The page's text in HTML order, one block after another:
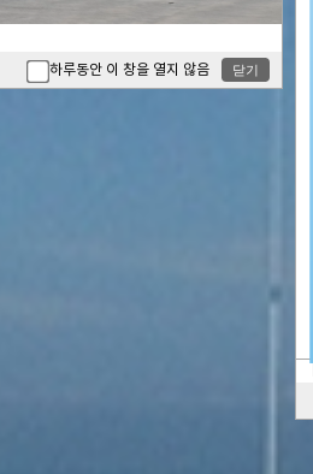
하루동안 이 창을 열지 않음 닫기